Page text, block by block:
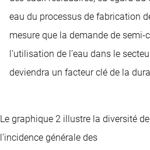
eau du processus de fabrication
mesure que la demande de
l’utilisation de l’eau dans le
deviendra un facteur clé de la
Le graphique 2 illustre la diversité
l’incidence générale des